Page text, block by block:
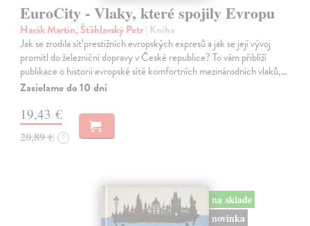
EuroCity - Vlaky, které spojily Evropu
Harák Martin, Šťáhlavský Petr| Kniha
Jak se zrodila síť prestižních evropských expresů a jak se její vývoj
promítl do železniční dopravy v České republice? To vám přiblíží
publikace o historii evropské sítě komfortních mezinárodních vlaků,…
Zasielame do 10 dní
19,43 €
20,89 € ?
na sklade
novinka